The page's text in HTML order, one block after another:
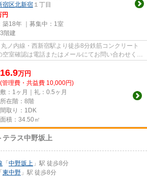
宿区北新宿 １丁目
円
築18年 ｜募集中： 1室
階建
ノ内線・西新宿駅より徒歩8分鉄筋コンクリート
16.9万円
(管理費・共益費 10,000円)
敷：1ヶ月｜礼：0.5ヶ月
所在階：8階
間取り：1DK
面積：34.50㎡
テラス中野坂上
「 中野坂上 」駅 徒歩8分
「 東中野 」駅 徒歩8分